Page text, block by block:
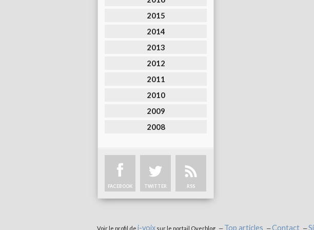
2015
2014
2013
2012
2011
2010
2009
2008
FACEBOOK TWITTER RSS
Voir le profil de i-voixsur le portail Overblog Top articles Contact